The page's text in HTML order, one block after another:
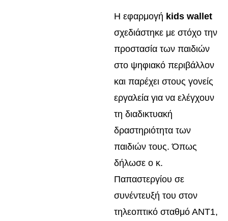
Η εφαρμογή kids wallet
σχεδιάστηκε με στόχο την
προστασία των παιδιών
στο ψηφιακό περιβάλλον
και παρέχει στους γονείς
εργαλεία για να ελέγχουν
τη διαδικτυακή
δραστηριότητα των
παιδιών τους. Όπως
δήλωσε ο κ.
Παπαστεργίου σε
συνέντευξή του στον
τηλεοπτικό σταθμό ΑΝΤ1,